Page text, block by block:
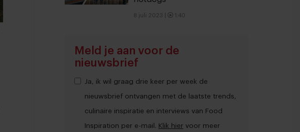
8 juli 2023 1:40
Meld je aan voor de
nieuwsbrief
Ja, ik wil graag drie keer per week de
nieuwsbrief ontvangen met de laatste trends,
culinaire inspiratie en interviews van Food
Inspiration per e-mail. Klik hier voor meer